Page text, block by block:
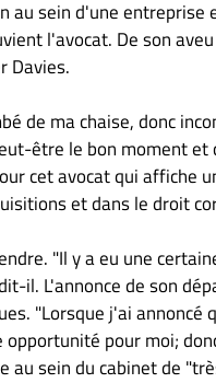
au sein d'une entreprise
l'avocat. De son
Davies.
de ma chaise, donc
être le bon moment et
cet avocat qui affiche
et dans le droit
"Il y a eu une
il. L'annonce de son
"Lorsque j'ai
pour moi;
au sein du cabinet de